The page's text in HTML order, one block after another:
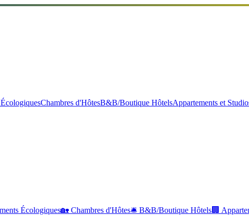
Chambres d'HôtesB&B/Boutique HôtelsAppartements et
Écologiques🏡 Chambres d'Hôtes🛎️ B&B/Boutique Hôtels🏢